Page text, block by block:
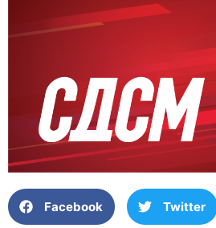
Facebook Twitter